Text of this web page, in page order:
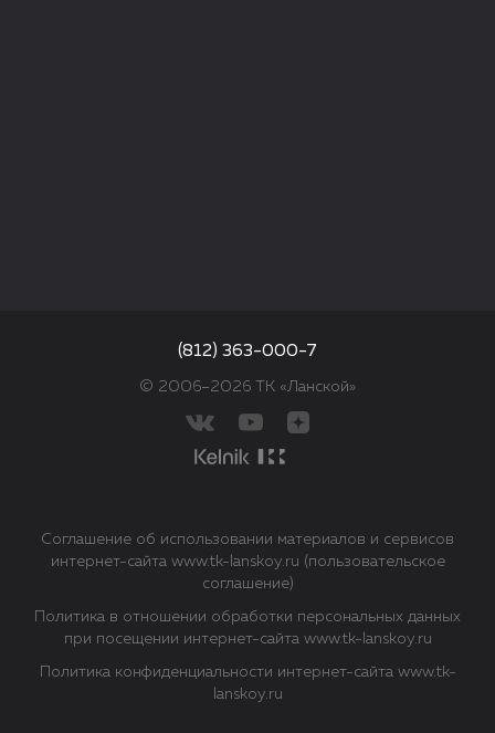
© 2006–2026 ТК «Ланской»
(812) 363-000-7
Политика в отношении обработки персональных данных
при посещении интернет-сайта www.tk-lanskoy.ru
Соглашение об использовании материалов и сервисов
интернет-сайта www.tk-lanskoy.ru (пользовательское
соглашение)
Политика конфиденциальности интернет-сайта www.tk-
lanskoy.ru